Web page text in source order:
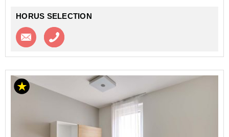
HORUS SELECTION
Contacter l'agence